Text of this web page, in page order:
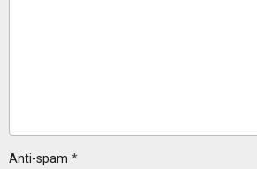
Anti-spam